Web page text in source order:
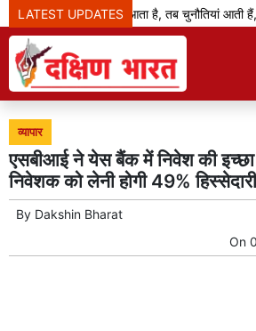
LATEST UPDATES
जब बदलाव का दौर आता है, तब चुनौतियां आती हैं,
व्यापार
एसबीआई ने येस बैंक में निवेश की
निवेशक को लेनी होगी 49% हिस्सेदारी
By Dakshin Bharat
On